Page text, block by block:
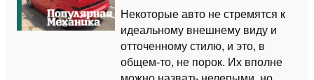
Некоторые авто не стремятся к
идеальному внешнему виду и
отточенному стилю, и это, в
общем-то, не порок. Их вполне